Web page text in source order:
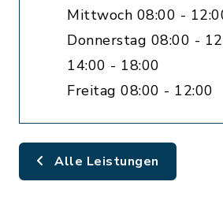
Mittwoch 08:00 -
Donnerstag 08:00 -
14:00 - 18:00
Freitag 08:00 - 12:00
Alle Leistungen